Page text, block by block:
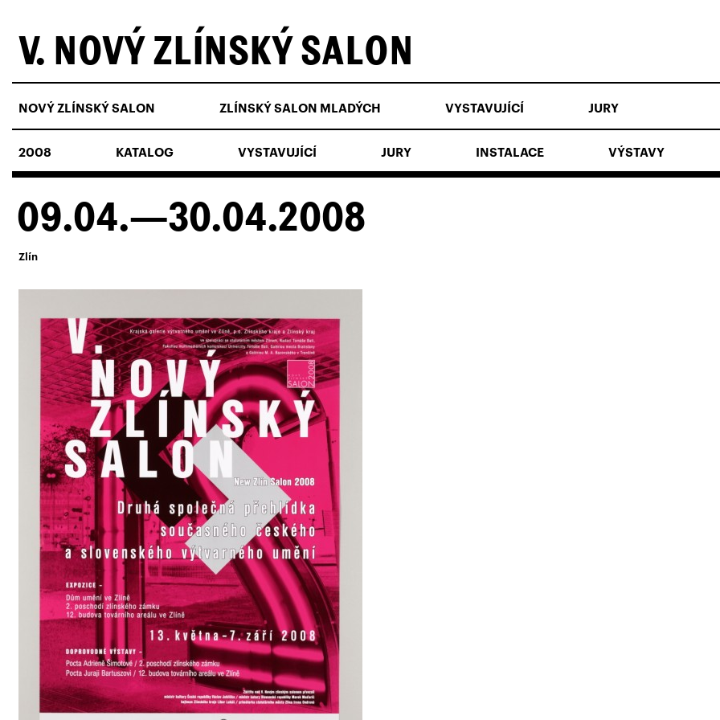
V. NOVÝ ZLÍNSKÝ SALON
NOVÝ ZLÍNSKÝ SALON ZLÍNSKÝ SALON MLADÝCH VYSTAVUJÍCÍ JURY
2008 KATALOG VYSTAVUJÍCÍ JURY INSTALACE VÝSTAVY
09.04.—30.04.2008
Zlín